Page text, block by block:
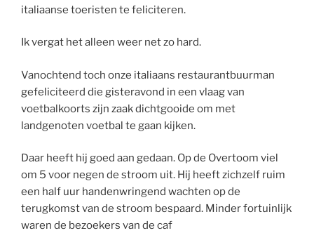
italiaanse toeristen te feliciteren.
Ik vergat het alleen weer net zo hard.
Vanochtend toch onze italiaans restaurantbuurman
gefeliciteerd die gisteravond in een vlaag van
voetbalkoorts zijn zaak dichtgooide om met
landgenoten voetbal te gaan kijken.
Daar heeft hij goed aan gedaan. Op de Overtoom viel
om 5 voor negen de stroom uit. Hij heeft zichzelf ruim
een half uur handenwringend wachten op de
terugkomst van de stroom bespaard. Minder fortuinlijk
waren de bezoekers van de caf